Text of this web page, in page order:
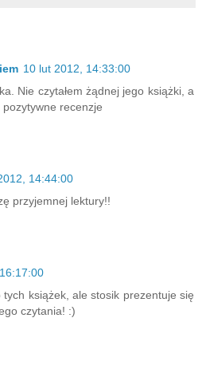
10 lut 2012, 14:33:00
Nie czytałem żądnej jego książki, a
recenzje
14:44:00
przyjemnej lektury!!
książek, ale stosik prezentuje się
czytania! :)